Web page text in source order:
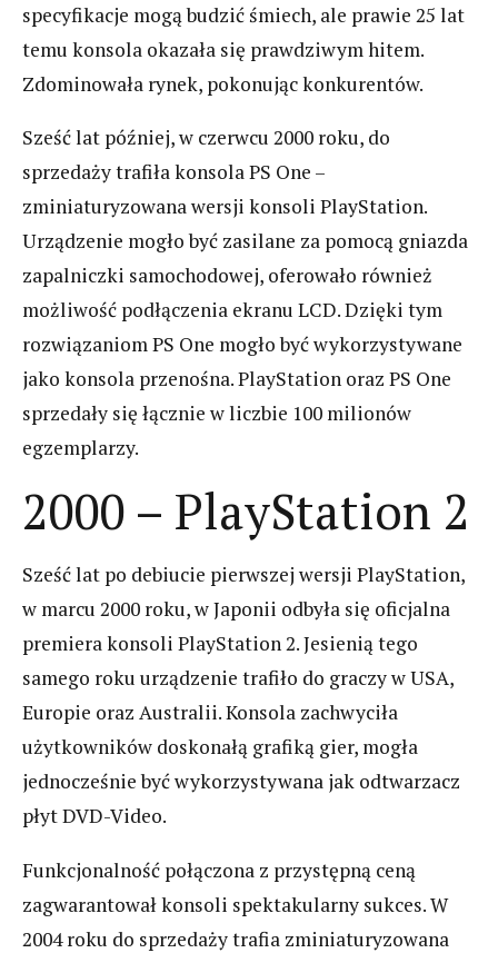
specyfikacje mogą budzić śmiech, ale prawie 25 lat
temu konsola okazała się prawdziwym hitem.
Zdominowała rynek, pokonując konkurentów.
Sześć lat później, w czerwcu 2000 roku, do
sprzedaży trafiła konsola PS One –
zminiaturyzowana wersji konsoli PlayStation.
Urządzenie mogło być zasilane za pomocą gniazda
zapalniczki samochodowej, oferowało również
możliwość podłączenia ekranu LCD. Dzięki tym
rozwiązaniom PS One mogło być wykorzystywane
jako konsola przenośna. PlayStation oraz PS One
sprzedały się łącznie w liczbie 100 milionów
egzemplarzy.
2000 – PlayStation 2
Sześć lat po debiucie pierwszej wersji PlayStation,
w marcu 2000 roku, w Japonii odbyła się oficjalna
premiera konsoli PlayStation 2. Jesienią tego
samego roku urządzenie trafiło do graczy w USA,
Europie oraz Australii. Konsola zachwyciła
użytkowników doskonałą grafiką gier, mogła
jednocześnie być wykorzystywana jak odtwarzacz
płyt DVD-Video.
Funkcjonalność połączona z przystępną ceną
zagwarantował konsoli spektakularny sukces. W
2004 roku do sprzedaży trafia zminiaturyzowana